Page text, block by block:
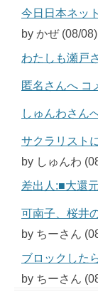
今日日本ネッ
by かぜ (08/08)
わたしも瀬戸
匿名さんへ コ
しゅんわさん
サクラリスト
by しゅんわ
差出人:■大還
可南子、桜井
by ちーさん
ブロックした
by ちーさん